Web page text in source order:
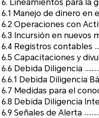
6.1 Manejo de dinero en
6.2 Operaciones con
6.4 Registros contables
6.5 Capacitaciones y
6.6 Debida Diligencia
6.6.1 Debida Diligencia
6.8 Debida Diligencia
6.9 Señales de Alerta